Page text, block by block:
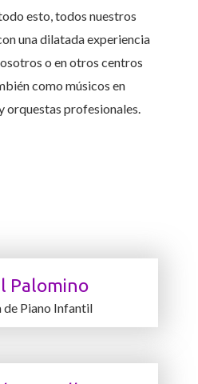
esto, todos nuestros
una dilatada experiencia
o en otros centros
como músicos en
orquestas profesionales.
Palomino
de Piano Infantil